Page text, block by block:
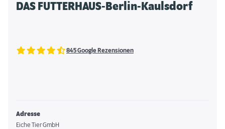
DAS FUTTERHAUS-Berlin-Kaulsdorf
845 Google Rezensionen
Adresse
Eiche Tier GmbH